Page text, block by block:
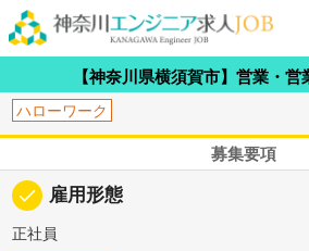
【神奈川県横須賀市】営業・
ハローワーク
募集要項
done 雇用形態
正社員